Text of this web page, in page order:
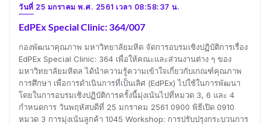
วันที่ 25 มกราคม พ.ศ. 2561 เวลา 08:58:37 น.
EdPEx Special Clinic: 364/007
กองพัฒนาคุณภาพ มหาวิทยาลัยมหิด จัดการอบรมเชิงปฏิบัติการเรื่อง
EdPEx Special Clinic: 364 เพื่อให้คณะและส่วนงานต่าง ๆ ของ
มหาวิทยาลัยมหิดล ได้นำความรู้ความเข้าใจเกี่ยวกับเกณฑ์คุณภาพ
การศึกษา เพื่อการดำเนินการที่เป็นเลิศ (EdPEx) ไปใช้ในการพัฒนา
โดยในการอบรมเชิงปฏิบัติการครั้งนี้มุ่งเน้นไปที่หมวด 3, 6 และ 4
กำหนดการ วันพฤหัสบดีที่ 25 มกราคม 2561 0900 พิธีเปิด 0910
หมวด 3 การมุ่งเน้นลูกค้า 1045 Workshop: การปรับปรุงกระบวนการ